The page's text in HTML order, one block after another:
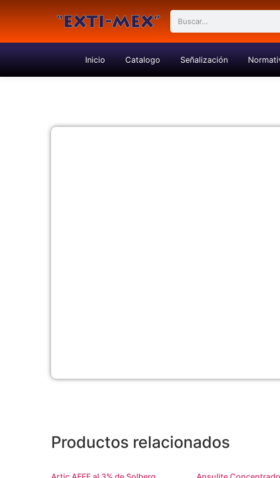
Inicio Catalogo Señalización
Productos relacionados